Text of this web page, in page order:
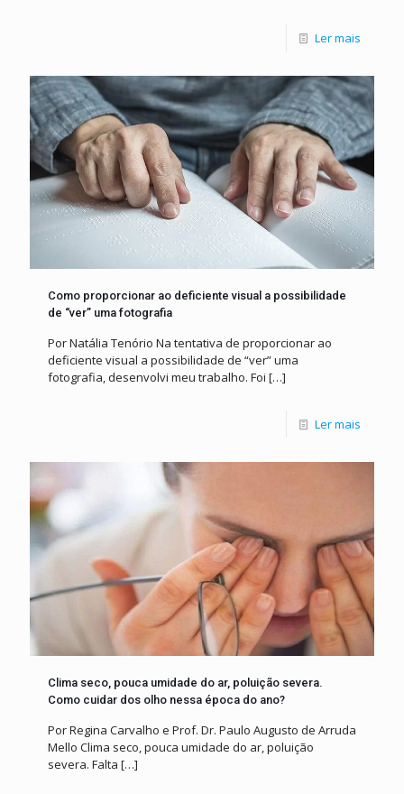
Ler mais
Como proporcionar ao deficiente visual a possibilidade
de “ver” uma fotografia
Por Natália Tenório Na tentativa de proporcionar ao
deficiente visual a possibilidade de “ver” uma
fotografia, desenvolvi meu trabalho. Foi […]
Ler mais
Clima seco, pouca umidade do ar, poluição severa.
Como cuidar dos olho nessa época do ano?
Por Regina Carvalho e Prof. Dr. Paulo Augusto de Arruda
Mello Clima seco, pouca umidade do ar, poluição
severa. Falta […]